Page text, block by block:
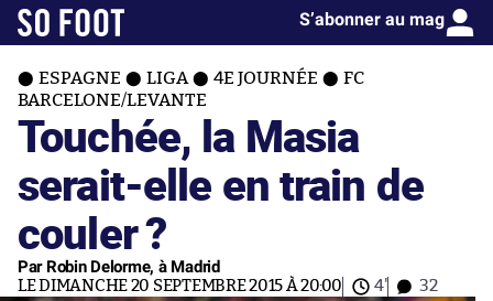
S’abonner au mag
ESPAGNE LIGA 4E JOURNÉE
FC
BARCELONE/LEVANTE
Touchée, la Masia
serait-elle en train de
couler ?
Par Robin Delorme, à Madrid
LE DIMANCHE 20 SEPTEMBRE 2015 À 20:00 4' 32